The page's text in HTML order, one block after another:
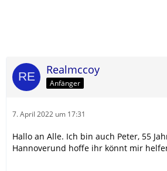
Realmccoy
Anfänger
7. April 2022 um 17:31
Hallo an Alle. Ich bin auch Peter, 55
Hannoverund hoffe ihr könnt mir